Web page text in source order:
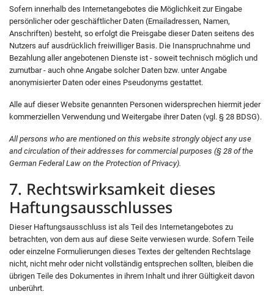
Sofern innerhalb des Internetangebotes die Möglichkeit zur Eingabe
persönlicher oder geschäftlicher Daten (Emailadressen, Namen,
Anschriften) besteht, so erfolgt die Preisgabe dieser Daten seitens des
Nutzers auf ausdrücklich freiwilliger Basis. Die Inanspruchnahme und
Bezahlung aller angebotenen Dienste ist - soweit technisch möglich und
zumutbar - auch ohne Angabe solcher Daten bzw. unter Angabe
anonymisierter Daten oder eines Pseudonyms gestattet.
Alle auf dieser Website genannten Personen widersprechen hiermit jeder
kommerziellen Verwendung und Weitergabe ihrer Daten (vgl. § 28 BDSG).
All persons who are mentioned on this website strongly object any use
and circulation of their addresses for commercial purposes (§ 28 of the
German Federal Law on the Protection of Privacy).
7. Rechtswirksamkeit dieses
Haftungsausschlusses
Dieser Haftungsausschluss ist als Teil des Internetangebotes zu
betrachten, von dem aus auf diese Seite verwiesen wurde. Sofern Teile
oder einzelne Formulierungen dieses Textes der geltenden Rechtslage
nicht, nicht mehr oder nicht vollständig entsprechen sollten, bleiben die
übrigen Teile des Dokumentes in ihrem Inhalt und ihrer Gültigkeit davon
unberührt.